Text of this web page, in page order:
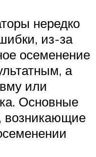
нередко
из-за
осеменение
а
или
Основные
возникающие